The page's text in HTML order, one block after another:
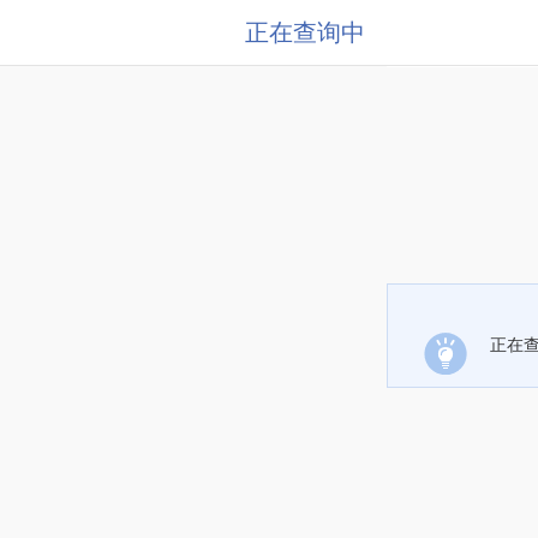
正在查询中
正在